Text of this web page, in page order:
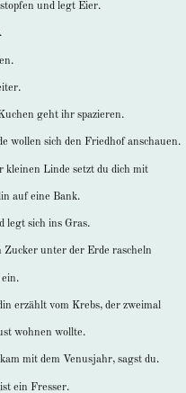
und legt Eier.
geht ihr spazieren.
wollen sich den Friedhof anschauen.
kleinen Linde setzt du dich mit
auf eine Bank.
legt sich ins Gras.
Zucker unter der Erde rascheln
ein.
erzählt vom Krebs, der zweimal
wohnen wollte.
mit dem Venusjahr, sagst du.
ein Fresser.